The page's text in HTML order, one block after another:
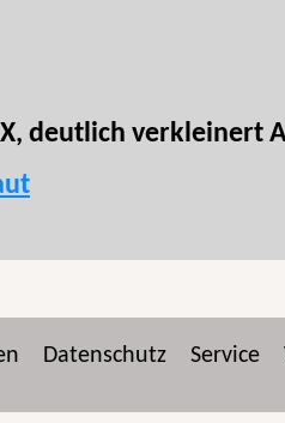
deutlich verkleinert
Datenschutz Service